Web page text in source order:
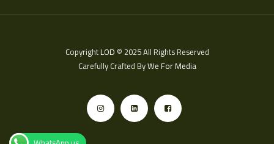
CopyrightLOD © 2025 All Rights Reserved
Carefully Crafted ByWe For Media